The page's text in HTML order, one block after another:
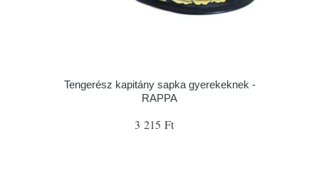
Tengerész kapitány sapka gyerekeknek -
RAPPA
3 215 Ft